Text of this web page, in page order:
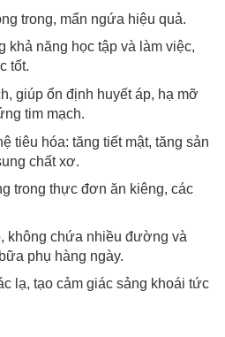
trong, mẩn ngứa hiệu quả.
khả năng học tập và làm việc,
tốt.
giúp ổn định huyết áp, hạ mỡ
tim mạch.
tiêu hóa: tăng tiết mật, tăng sản
chất xơ.
trong thực đơn ăn kiêng, các
không chứa nhiều đường và
phụ hàng ngày.
lạ, tạo cảm giác sảng khoái tức